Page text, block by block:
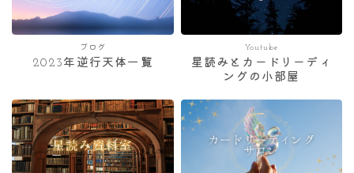
ブログ
2023年逆行天体一覧
Youtube
星読みとカードリーディ
ングの小部屋